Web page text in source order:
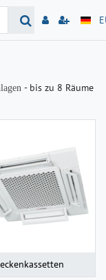
- bis zu 8 Räume